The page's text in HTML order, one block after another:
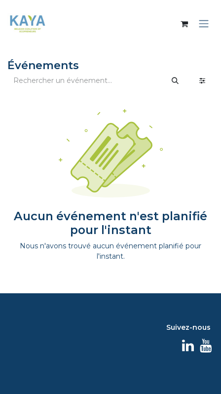
Événements
Aucun événement n'est planifié
pour l'instant
Nous n'avons trouvé aucun événement planifié pour
l'instant.
Suivez-nous